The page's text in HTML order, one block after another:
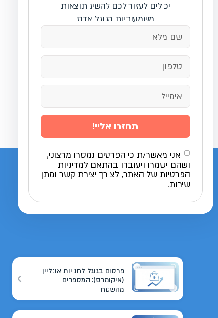
יכולים לעזור לכם להשיג תוצאות
משמעותיות מגוגל אדס
אני מאשר/ת כי הפרטים נמסרו מרצוני,
ושהם ישמרו ויעובדו בהתאם למדיניות
הפרטיות של האתר, לצורך יצירת קשר ומתן
שירות.
תחזרו אליי!
פרסום בגוגל לחנויות אונליין
(איקומרס): המספרים
מהשטח